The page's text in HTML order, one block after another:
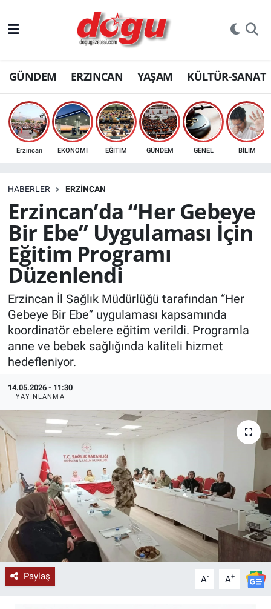
GÜNDEM ERZINCAN YAŞAM KÜLTÜR-SANAT
Erzincan EKONOMİ EĞİTİM GÜNDEM GENEL BİLİM
HABERLER ERZINCAN
Erzincan’da “Her Gebeye
Bir Ebe” Uygulaması İçin
Eğitim Programı
Düzenlendi
Erzincan İl Sağlık Müdürlüğü tarafından “Her
Gebeye Bir Ebe” uygulaması kapsamında
koordinatör ebelere eğitim verildi. Programla
anne ve bebek sağlığında kaliteli hizmet
hedefleniyor.
14.05.2026 - 11:30
YAYINLANMA
Paylaş A- A+
ERZINCAN
GÜNDEM
ERZİNCAN FOTOĞRAFLARI
SAĞLIK
EKONOMİ
Bilim, teknoloji
GENEL
KÜLTÜR-SANAT
Yerel Haber
Politika
SPOR
YAŞAM
RESMİ İLAN